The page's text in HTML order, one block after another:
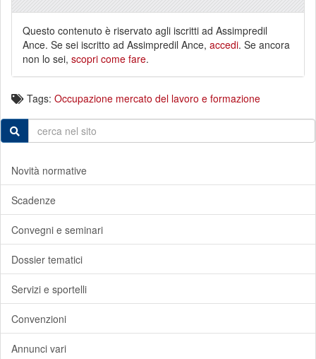
Questo contenuto è riservato agli iscritti ad Assimpredil
Ance. Se sei iscritto ad Assimpredil Ance, accedi. Se ancora
non lo sei, scopri come fare.
Tags: Occupazione mercato del lavoro e formazione
Novità normative
Scadenze
Convegni e seminari
Dossier tematici
Servizi e sportelli
Convenzioni
Annunci vari